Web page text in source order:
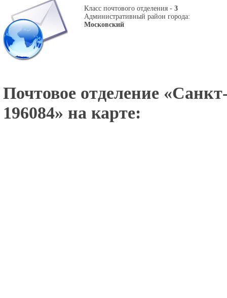
Класс почтового отделения - 3
Административный район города:
Московский
Почтовое отделение «
196084» на карте: